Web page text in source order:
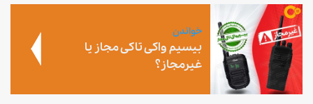
خواندن
بیسیم واکی تاکی مجاز یا
غیرمجاز؟